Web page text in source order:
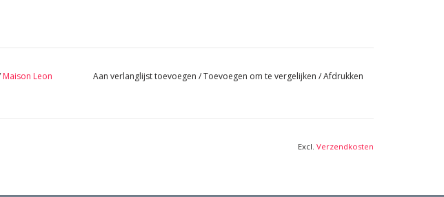
Maison Leon
Aan verlanglijst toevoegen /Toevoegen om te vergelijken /Afdrukken
Excl. Verzendkosten